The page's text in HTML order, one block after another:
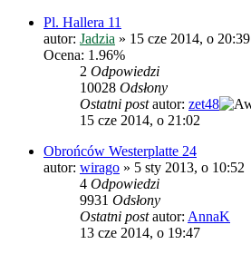
Pl. Hallera 11
autor: Jadzia » 15 cze 2014, o 20:39
Ocena: 1.96%
2 Odpowiedzi
10028 Odsłony
Ostatni postautor: zet48
15 cze 2014, o 21:02
Obrońców Westerplatte 24
autor: wirago » 5 sty 2013, o 10:52
4 Odpowiedzi
9931 Odsłony
Ostatni postautor: AnnaK
13 cze 2014, o 19:47